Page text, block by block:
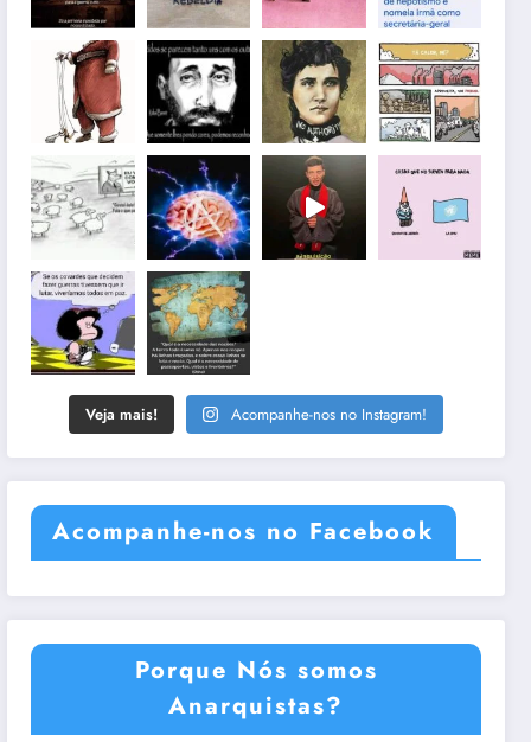
Veja mais! Acompanhe-nos no Instagram!
Acompanhe-nos no Facebook
Porque Nós somos
Anarquistas?